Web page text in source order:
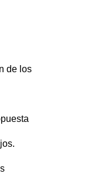
de los